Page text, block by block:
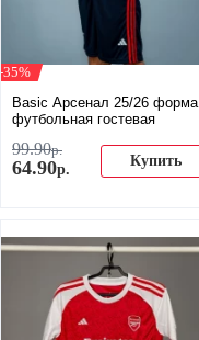
-35%
Basic Арсенал 25/26 форма
футбольная гостевая
99.90р.
64.90р. Купить